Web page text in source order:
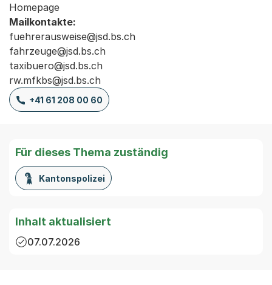
Homepage
Mailkontakte:
fuehrerausweise@jsd.bs.ch
fahrzeuge@jsd.bs.ch
taxibuero@jsd.bs.ch
rw.mfkbs@jsd.bs.ch
+41 61 208 00 60
Für dieses Thema zuständig
Kantonspolizei
Inhalt aktualisiert
07.07.2026